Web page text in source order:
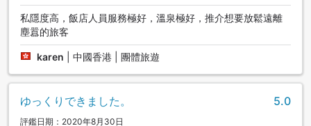
私隱度高，飯店人員服務極好，溫泉極好，推介想要放鬆遠離
塵囂的旅客
karen 中國香港 | 團體旅遊
ゆっくりできました。 5.0
評鑑日期：2020年8月30日